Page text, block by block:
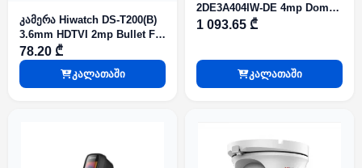
კამერა Hiwatch DS-T200(B)
3.6mm HDTVI 2mp Bullet Fix
IR20m
78.20 ₾
კალათაში
2DE3A404IW-DE 4mp Dome
IR50m 4xO.Z DarkFighter
1 093.65 ₾
კალათაში